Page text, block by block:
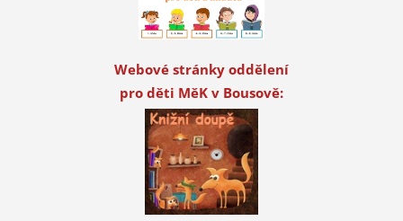
Webové stránky oddělení
pro děti MěK v Bousově: